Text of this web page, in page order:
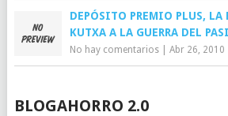
DEPÓSITO PREMIO PLUS, LA
KUTXA A LA GUERRA DEL
No hay comentarios| Abr 26, 2010
BLOGAHORRO 2.0